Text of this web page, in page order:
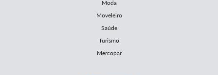
Moda
Moveleiro
Saúde
Turismo
Mercopar